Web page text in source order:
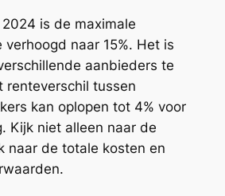
is de maximale
naar 15%. Het is
aanbieders te
renteverschil tussen
kan oplopen tot 4% voor
Kijk niet alleen naar de
naar de totale kosten en